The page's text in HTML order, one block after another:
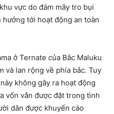
vực do đám mây tro bụi
tới hoạt động an toàn
ở Ternate của Bắc Maluku
và lan rộng về phía bắc. Tuy
không gây ra hoạt động
vốn vẫn được đặt trong tình
dân được khuyến cáo